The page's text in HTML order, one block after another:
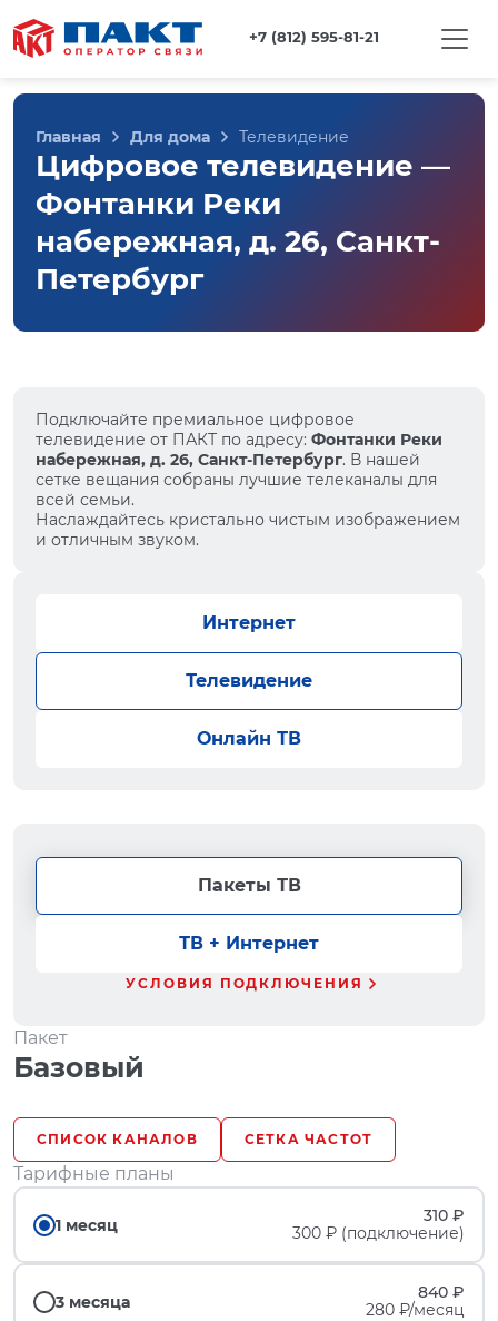
+7 (812) 595-81-21
Главная Для дома Телевидение
Цифровое телевидение —
Фонтанки Реки
набережная, д. 26, Санкт-
Петербург
Подключайте премиальное цифровое
телевидение от ПАКТ по адресу: Фонтанки Реки
набережная, д. 26, Санкт-Петербург. В нашей
сетке вещания собраны лучшие телеканалы для
всей семьи.
Наслаждайтесь кристально чистым изображением
и отличным звуком.
Интернет
Телевидение
Онлайн ТВ
Пакеты ТВ
ТВ + Интернет
УСЛОВИЯ ПОДКЛЮЧЕНИЯ
Пакет
Базовый
СПИСОК КАНАЛОВ СЕТКА ЧАСТОТ
Тарифные планы
1 месяц
310 ₽
300 ₽ (подключение)
3 месяца
840 ₽
280 ₽/месяц